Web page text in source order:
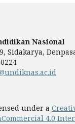
Nasional
Sidakarya,
under a
4.0